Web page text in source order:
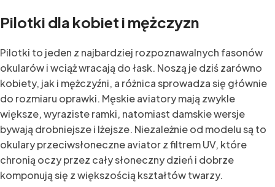
Pilotki dla kobiet i mężczyzn
Pilotki to jeden z najbardziej rozpoznawalnych fasonów
okularów i wciąż wracają do łask. Noszą je dziś zarówno
kobiety, jak i mężczyźni, a różnica sprowadza się głównie
do rozmiaru oprawki. Męskie aviatory mają zwykle
większe, wyraziste ramki, natomiast damskie wersje
bywają drobniejsze i lżejsze. Niezależnie od modelu są to
okulary przeciwsłoneczne aviator z filtrem UV, które
chronią oczy przez cały słoneczny dzień i dobrze
komponują się z większością kształtów twarzy.